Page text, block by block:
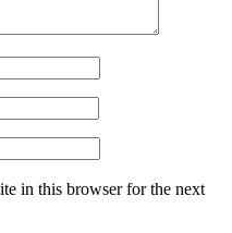
in this browser for the next